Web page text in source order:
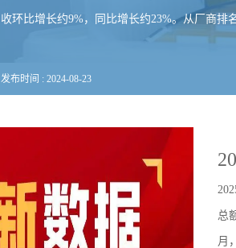
收环比增长约9%，同比增长约23%。从厂商
发布时间 : 2024-08-23
总
月